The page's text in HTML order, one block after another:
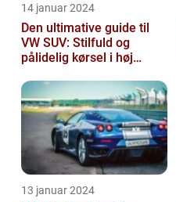
14 januar 2024
Den ultimative guide til
VW SUV: Stilfuld og
pålidelig kørsel i høj
13 januar 2024